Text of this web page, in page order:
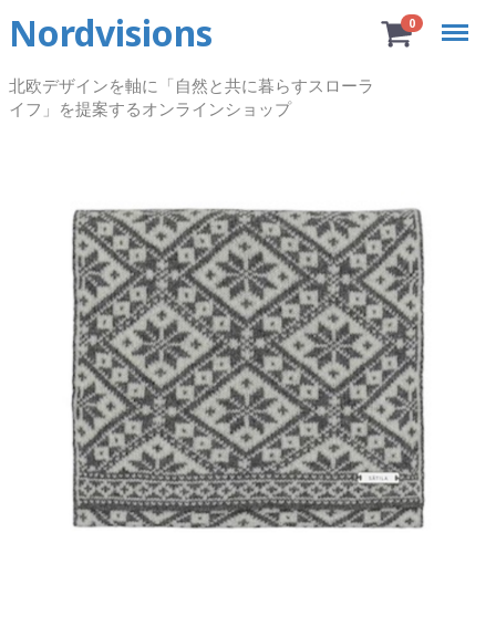
Nordvisions
北欧デザインを軸に「自然と共に暮らすスローラ
イフ」を提案するオンラインショップ
0 Menu